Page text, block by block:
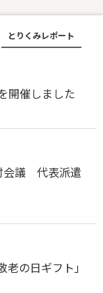
とりくみレポート
開催しました
会議 代表派遣
老の日ギフト」